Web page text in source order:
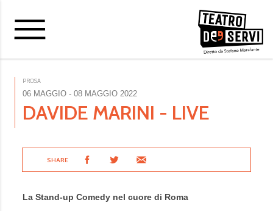
PROSA
06 MAGGIO - 08 MAGGIO 2022
DAVIDE MARINI - LIVE
SHARE
La Stand-up Comedy nel cuore di Roma